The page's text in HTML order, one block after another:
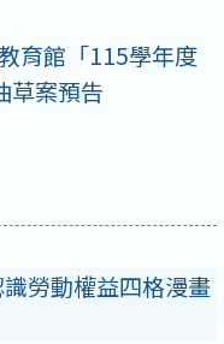
育館「115學年度
草案預告
勞動權益四格漫畫